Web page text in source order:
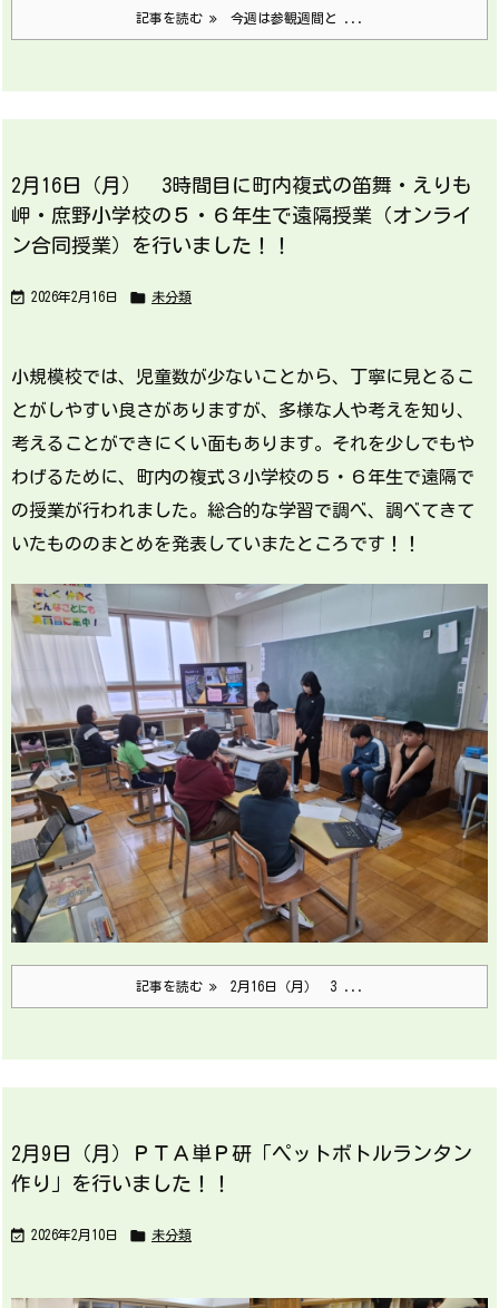
記事を読む 今週は参観週間と ...
2月16日（月） 3時間目に町内複式の笛舞・えりも
岬・庶野小学校の５・６年生で遠隔授業（オンライ
ン合同授業）を行いました！！
 2026年2月16日  未分類
小規模校では、児童数が少ないことから、丁寧に見とるこ
とがしやすい良さがありますが、多様な人や考えを知り、
考えることができにくい面もあります。それを少しでもや
わげるために、町内の複式３小学校の５・６年生で遠隔で
の授業が行われました。総合的な学習で調べ、調べてきて
いたもののまとめを発表していまたところです！！
記事を読む 2月16日（月） 3 ...
2月9日（月）ＰＴＡ単Ｐ研「ペットボトルランタン
作り」を行いました！！
 2026年2月10日  未分類